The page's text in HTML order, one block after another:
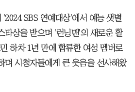
SBS 연예대상'에서 예능 샛별
타상을 받으며 '런닝맨'의 새로운 활
하차 1년 만에 합류한 여성 멤버로
며 시청자들에게 큰 웃음을 선사해왔